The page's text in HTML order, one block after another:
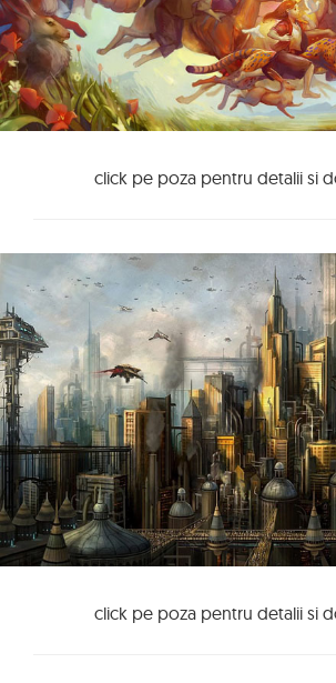
click pe poza pentru detalii si
click pe poza pentru detalii si